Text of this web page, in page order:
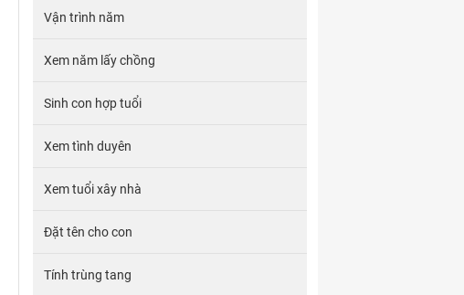
Vận trình năm
Xem năm lấy chồng
Sinh con hợp tuổi
Xem tình duyên
Xem tuổi xây nhà
Đặt tên cho con
Tính trùng tang